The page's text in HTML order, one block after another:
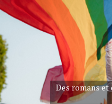
Des romans et